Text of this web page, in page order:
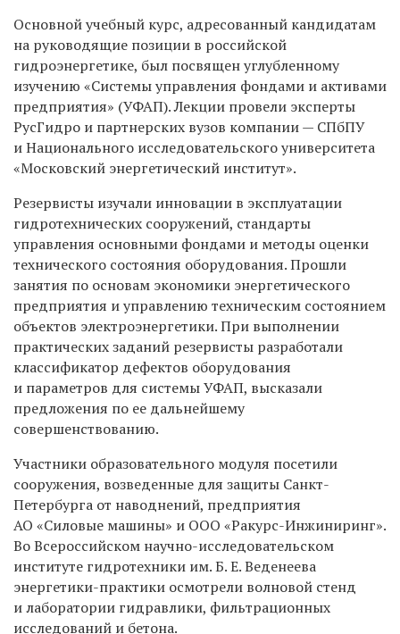
Основной учебный курс, адресованный кандидатам
на руководящие позиции в российской
гидроэнергетике, был посвящен углубленному
изучению «Системы управления фондами и активами
предприятия» (УФАП). Лекции провели эксперты
РусГидро и партнерских вузов компании — СПбПУ
и Национального исследовательского университета
«Московский энергетический институт».
Резервисты изучали инновации в эксплуатации
гидротехнических сооружений, стандарты
управления основными фондами и методы оценки
технического состояния оборудования. Прошли
занятия по основам экономики энергетического
предприятия и управлению техническим состоянием
объектов электроэнергетики. При выполнении
практических заданий резервисты разработали
классификатор дефектов оборудования
и параметров для системы УФАП, высказали
предложения по ее дальнейшему
совершенствованию.
Участники образовательного модуля посетили
сооружения, возведенные для защиты Санкт-
Петербурга от наводнений, предприятия
АО «Силовые машины» и ООО «Ракурс-Инжиниринг».
Во Всероссийском научно-исследовательском
институте гидротехники им. Б. Е. Веденеева
энергетики-практики осмотрели волновой стенд
и лаборатории гидравлики, фильтрационных
исследований и бетона.